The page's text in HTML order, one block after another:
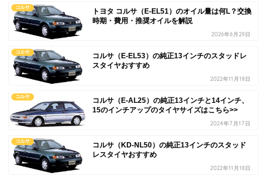
コルサ
トヨタ コルサ（E-EL51）のオイル量は何L？交換
時期・費用・推奨オイルを解説
2026年6月29日
コルサ
コルサ（E-EL53）の純正13インチのスタッドレ
スタイヤおすすめ
2022年11月18日
コルサ
コルサ（E-AL25）の純正13インチと14インチ、
15のインチアップのタイヤサイズはこちら>>
2024年7月17日
コルサ
コルサ（KD-NL50）の純正13インチのスタッド
レスタイヤおすすめ
2022年11月18日